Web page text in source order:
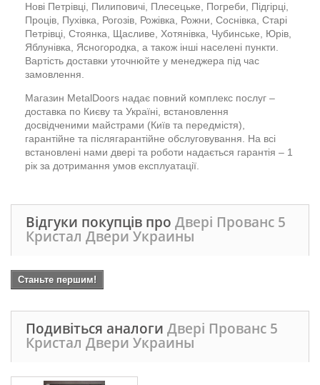
Нові Петрівці, Пилиповичі, Плесецьке, Погреби, Підгірці,
Проців, Пухівка, Рогозів, Рожівка, Рожни, Соснівка, Старі
Петрівці, Стоянка, Щасливе, Хотянівка, Чубинське, Юрів,
Яблунівка, Ясногородка, а також інші населені пункти.
Вартість доставки уточнюйте у менеджера під час
замовлення.
Магазин MetalDoors надає повний комплекс послуг –
доставка по Києву та Україні, встановлення
досвідченими майстрами (Київ та передмістя),
гарантійне та післягарантійне обслуговування. На всі
встановлені нами двері та роботи надається гарантія – 1
рік за дотримання умов експлуатації.
Відгуки покупців про Двері Прованс 5
Кристал Двери Украины
Станьте першим!
Подивіться аналоги Двері Прованс 5
Кристал Двери Украины